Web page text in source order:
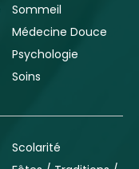
Sommeil
Médecine Douce
Psychologie
Soins
Scolarité